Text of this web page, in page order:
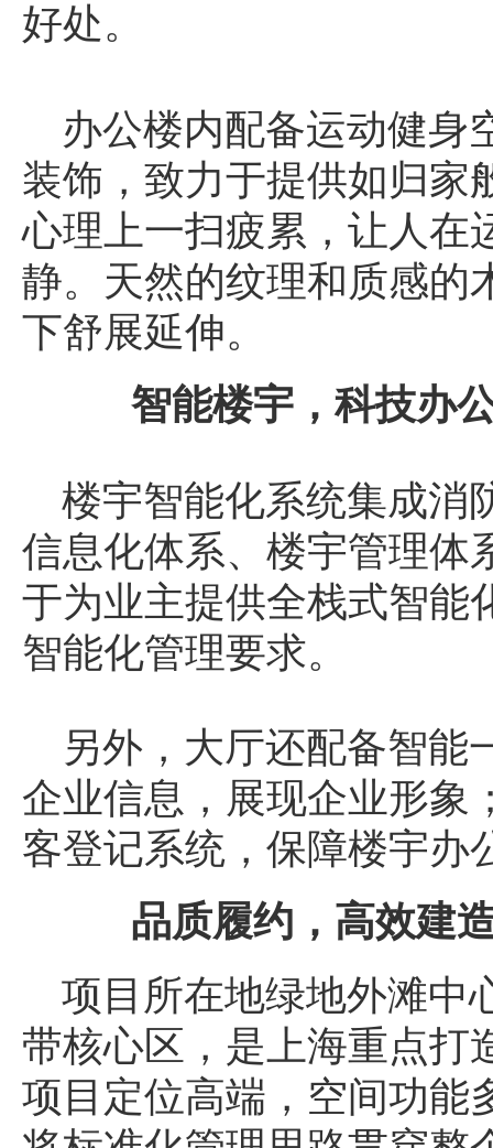
好处。
办公楼内配备运动健身
装饰，致力于提供如归家
心理上一扫疲累，让人在
静。天然的纹理和质感的
下舒展延伸。
智能楼宇，科技办
楼宇智能化系统集成消
信息化体系、楼宇管理体
于为业主提供全栈式智能
智能化管理要求。
另外，大厅还配备智能
企业信息，展现企业形象
客登记系统，保障楼宇办
品质履约，高效建
项目所在地绿地外滩中
带核心区，是上海重点打
项目定位高端，空间功能